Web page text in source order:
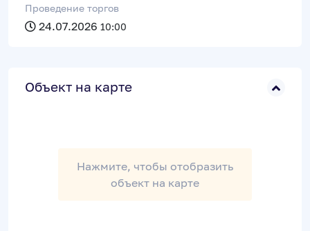
Проведение торгов
24.07.2026 10:00
Объект на карте
Нажмите, чтобы отобразить
объект на карте